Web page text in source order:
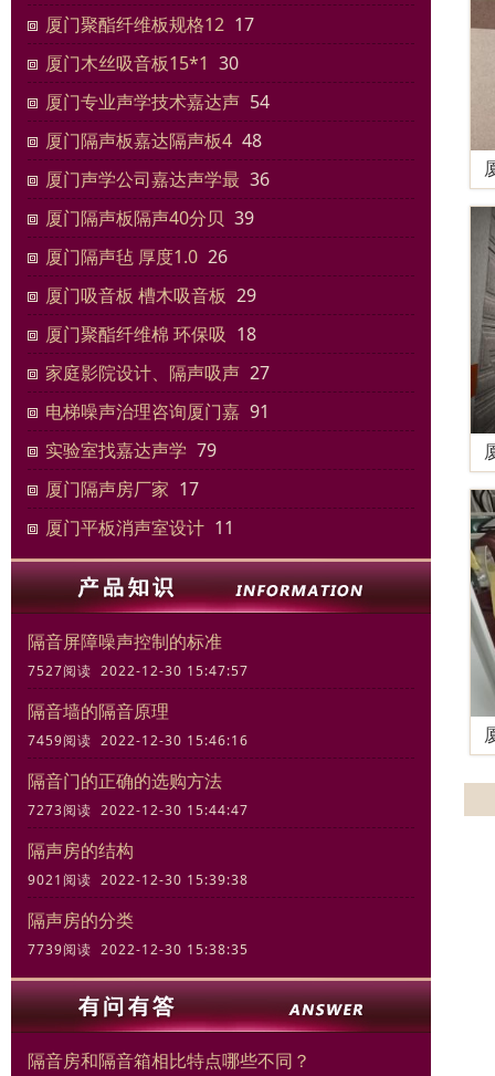
厦门聚酯纤维板规格12 17
厦门木丝吸音板15*1 30
厦门专业声学技术嘉达声 54
厦门隔声板嘉达隔声板4 48
厦门声学公司嘉达声学最 36
厦门隔声板隔声40分贝 39
厦门隔声毡 厚度1.0 26
厦门吸音板 槽木吸音板 29
厦门聚酯纤维棉 环保吸 18
家庭影院设计、隔声吸声 27
电梯噪声治理咨询厦门嘉 91
实验室找嘉达声学 79
厦门隔声房厂家 17
厦门平板消声室设计 11
隔音屏障噪声控制的标准
7527阅读 2022-12-30 15:47:57
隔音墙的隔音原理
7459阅读 2022-12-30 15:46:16
隔音门的正确的选购方法
7273阅读 2022-12-30 15:44:47
隔声房的结构
9021阅读 2022-12-30 15:39:38
隔声房的分类
7739阅读 2022-12-30 15:38:35
隔音房和隔音箱相比特点哪些不同？